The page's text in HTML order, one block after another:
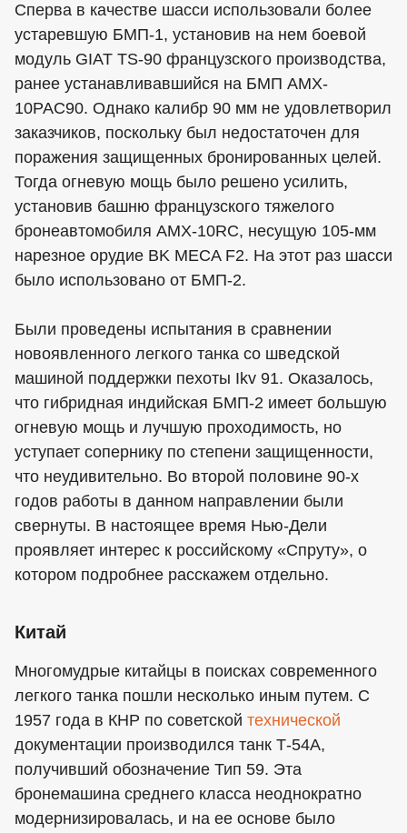
Сперва в качестве шасси использовали более
устаревшую БМП-1, установив на нем боевой
модуль GIAT TS-90 французского производства,
ранее устанавливавшийся на БМП AMX-
10PAC90. Однако калибр 90 мм не удовлетворил
заказчиков, поскольку был недостаточен для
поражения защищенных бронированных целей.
Тогда огневую мощь было решено усилить,
установив башню французского тяжелого
бронеавтомобиля AMX-10RC, несущую 105-мм
нарезное орудие BK MECA F2. На этот раз шасси
было использовано от БМП-2.
Были проведены испытания в сравнении
новоявленного легкого танка со шведской
машиной поддержки пехоты Ikv 91. Оказалось,
что гибридная индийская БМП-2 имеет большую
огневую мощь и лучшую проходимость, но
уступает сопернику по степени защищенности,
что неудивительно. Во второй половине 90-х
годов работы в данном направлении были
свернуты. В настоящее время Нью-Дели
проявляет интерес к российскому «Спруту», о
котором подробнее расскажем отдельно.
Китай
Многомудрые китайцы в поисках современного
легкого танка пошли несколько иным путем. С
1957 года в КНР по советской технической
документации производился танк Т-54А,
получивший обозначение Тип 59. Эта
бронемашина среднего класса неоднократно
модернизировалась, и на ее основе было